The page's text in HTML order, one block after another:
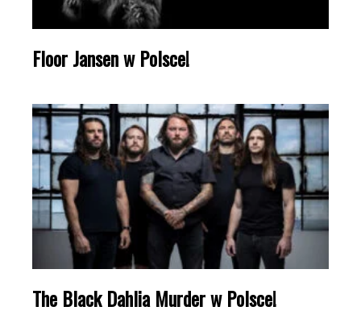
Floor Jansen w Polsce!
The Black Dahlia Murder w Polsce!